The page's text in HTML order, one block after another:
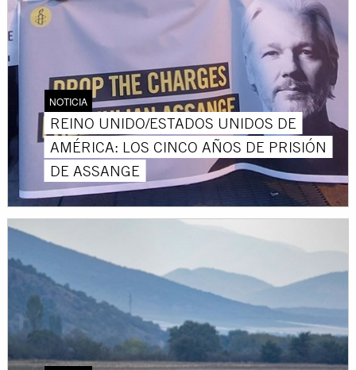
NOTICIA
REINO UNIDO/ESTADOS UNIDOS DE
AMÉRICA: LOS CINCO AÑOS DE PRISIÓN
DE ASSANGE